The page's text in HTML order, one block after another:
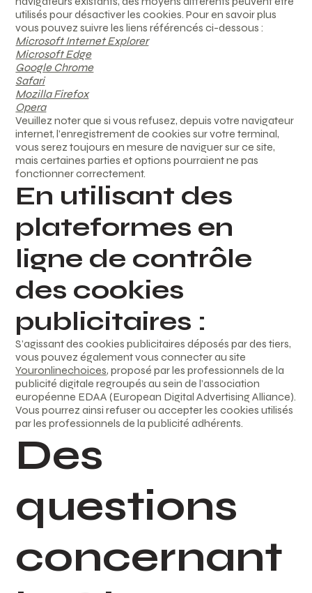
utilisés pour désactiver les cookies. Pour en savoir plus
vous pouvez suivre les liens référencés ci-dessous :
Microsoft Internet Explorer
Microsoft Edge
Google Chrome
Safari
Mozilla Firefox
Opera
Veuillez noter que si vous refusez, depuis votre navigateur
internet, l’enregistrement de cookies sur votre terminal,
vous serez toujours en mesure de naviguer sur ce site,
mais certaines parties et options pourraient ne pas
fonctionner correctement.
En utilisant des
plateformes en
ligne de contrôle
des cookies
publicitaires :
S’agissant des cookies publicitaires déposés par des tiers,
vous pouvez également vous connecter au site
Youronlinechoices, proposé par les professionnels de la
publicité digitale regroupés au sein de l’association
européenne EDAA (European Digital Advertising Alliance).
Vous pourrez ainsi refuser ou accepter les cookies utilisés
par les professionnels de la publicité adhérents.
Des
questions
concernant